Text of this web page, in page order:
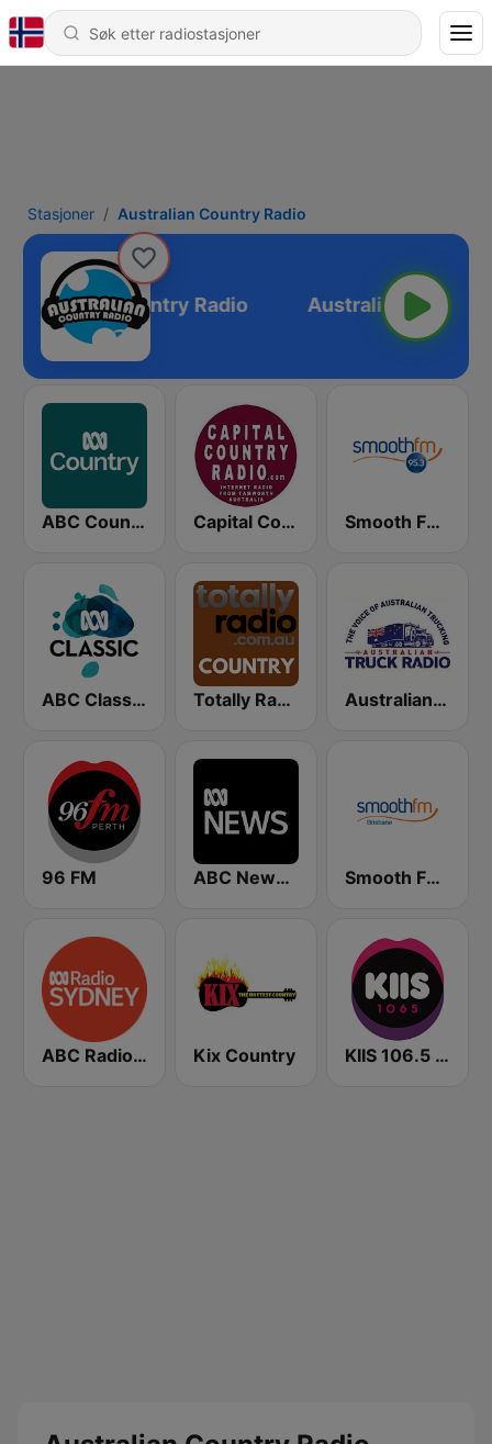
Stasjoner Australian Country Radio
Australian Country Radio
ABC Country Capital Country Radio Smooth FM 95.3 Sydney
ABC Classic FM Totally Radio Country Australian Truck Radio
96 FM ABC News Radio Smooth FM Brisbane
ABC Radio Sydney Kix Country KIIS 106.5 FM